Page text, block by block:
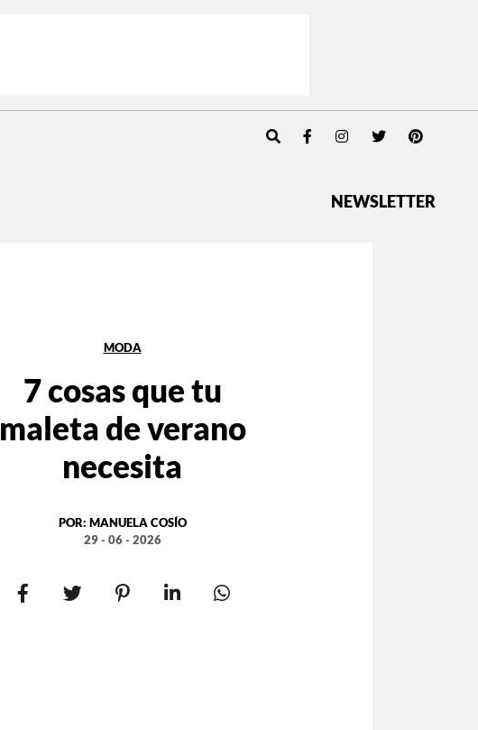
NEWSLETTER
MODA
7 cosas que tu
maleta de verano
necesita
POR: MANUELA COSÍO
29 - 06 - 2026